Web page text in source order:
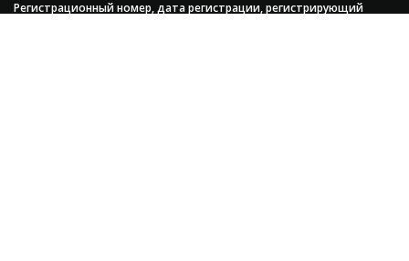
Регистрационный номер, дата регистрации, регистрирующий